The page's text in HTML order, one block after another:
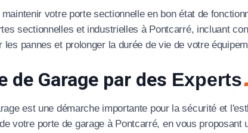
votre porte sectionnelle en bon état de
sectionnelles et industrielles à Pontcarré, incluant
pannes et prolonger la durée de vie de votre
de Garage par des Experts
est une démarche importante pour la sécurité et
votre porte de garage à Pontcarré, en vous proposant
pour traiter votre demande.